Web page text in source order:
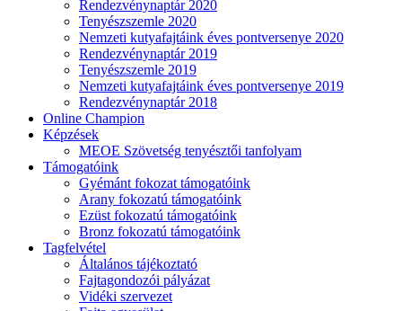
Rendezvénynaptár 2020
Tenyészszemle 2020
Nemzeti kutyafajtáink éves pontversenye 2020
Rendezvénynaptár 2019
Tenyészszemle 2019
Nemzeti kutyafajtáink éves pontversenye 2019
Rendezvénynaptár 2018
Online Champion
Képzések
MEOE Szövetség tenyésztői tanfolyam
Támogatóink
Gyémánt fokozat támogatóink
Arany fokozatú támogatóink
Ezüst fokozatú támogatóink
Bronz fokozatú támogatóink
Tagfelvétel
Általános tájékoztató
Fajtagondozói pályázat
Vidéki szervezet